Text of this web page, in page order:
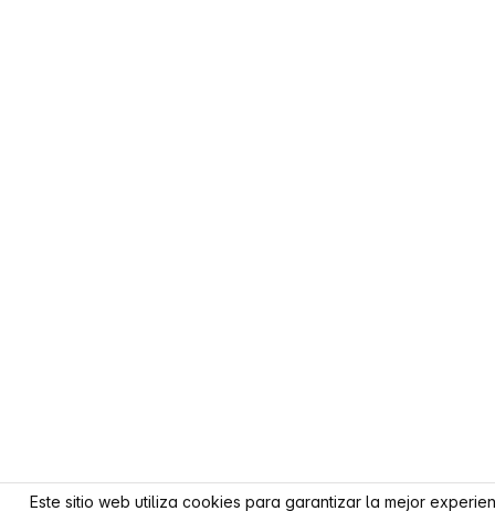
Este sitio web utiliza cookies para garantizar la mejor